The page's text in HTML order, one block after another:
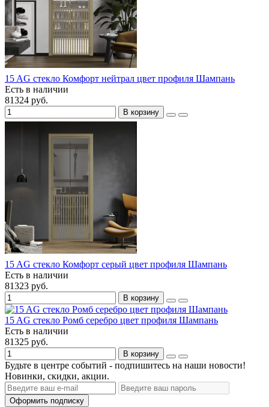
15 AG стекло Комфорт нейтрал цвет профиля Шампань
Есть в наличии
81324 руб.
В корзину
15 AG стекло Комфорт серый цвет профиля Шампань
Есть в наличии
81323 руб.
В корзину
15 AG стекло Ромб серебро цвет профиля Шампань
Есть в наличии
81325 руб.
В корзину
Будьте в центре событий - подпишитесь на наши новости!
Новинки, скидки, акции.
Оформить подписку